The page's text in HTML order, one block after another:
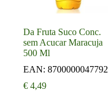
Da Fruta Suco Conc.
sem Acucar Maracuja
500 Ml
EAN: 8700000047792
€ 4,49